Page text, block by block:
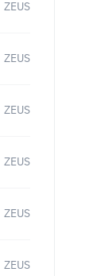
ZEUS
ZEUS
ZEUS
ZEUS
ZEUS
ZEUS